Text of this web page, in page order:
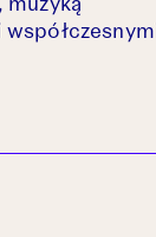
muzyką